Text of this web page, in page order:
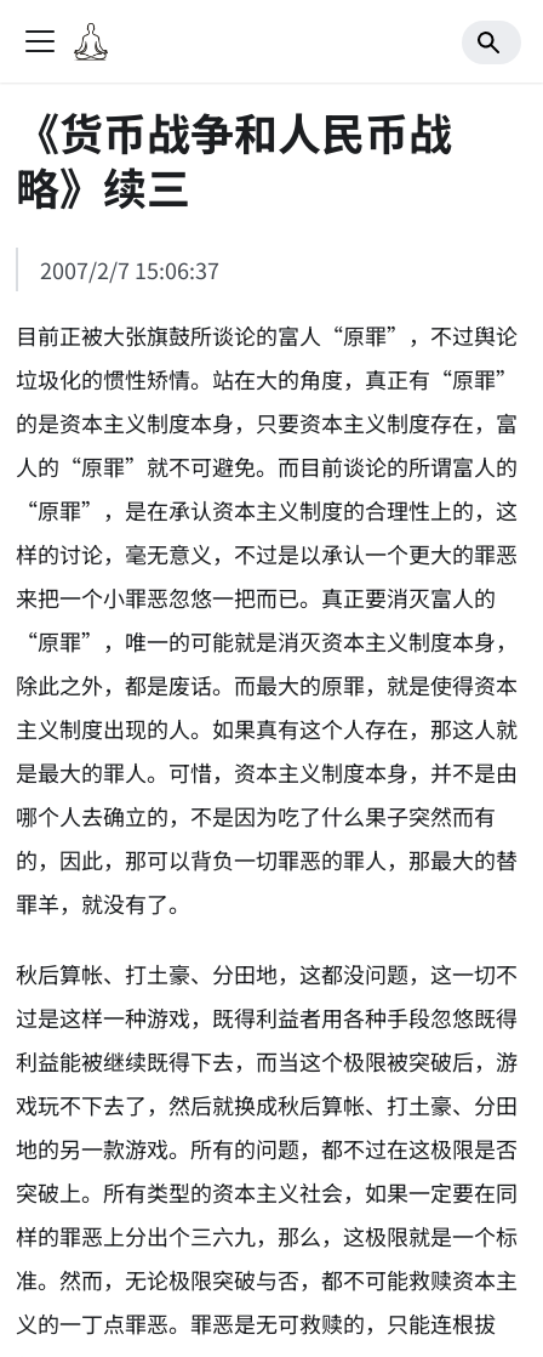
《货币战争和人民币战
略》续三
2007/2/7 15:06:37
目前正被大张旗鼓所谈论的富人“原罪”，不过舆论
垃圾化的惯性矫情。站在大的角度，真正有“原罪”
的是资本主义制度本身，只要资本主义制度存在，富
人的“原罪”就不可避免。而目前谈论的所谓富人的
“原罪”，是在承认资本主义制度的合理性上的，这
样的讨论，毫无意义，不过是以承认一个更大的罪恶
来把一个小罪恶忽悠一把而已。真正要消灭富人的
“原罪”，唯一的可能就是消灭资本主义制度本身，
除此之外，都是废话。而最大的原罪，就是使得资本
主义制度出现的人。如果真有这个人存在，那这人就
是最大的罪人。可惜，资本主义制度本身，并不是由
哪个人去确立的，不是因为吃了什么果子突然而有
的，因此，那可以背负一切罪恶的罪人，那最大的替
罪羊，就没有了。
秋后算帐、打土豪、分田地，这都没问题，这一切不
过是这样一种游戏，既得利益者用各种手段忽悠既得
利益能被继续既得下去，而当这个极限被突破后，游
戏玩不下去了，然后就换成秋后算帐、打土豪、分田
地的另一款游戏。所有的问题，都不过在这极限是否
突破上。所有类型的资本主义社会，如果一定要在同
样的罪恶上分出个三六九，那么，这极限就是一个标
准。然而，无论极限突破与否，都不可能救赎资本主
义的一丁点罪恶。罪恶是无可救赎的，只能连根拔